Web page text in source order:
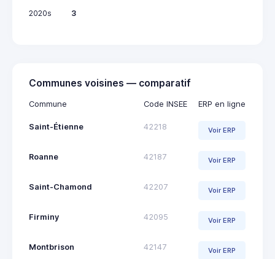
2020s
3
Communes voisines — comparatif
Commune Code INSEE ERP en ligne
Saint-Étienne 42218 Voir ERP
Roanne 42187 Voir ERP
Saint-Chamond 42207 Voir ERP
Firminy 42095 Voir ERP
Montbrison 42147 Voir ERP